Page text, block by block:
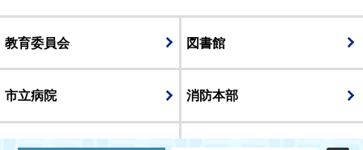
教育委員会 図書館
市立病院 消防本部